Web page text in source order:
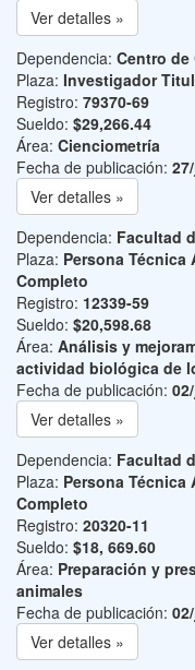
Ver detalles »
Dependencia: Centro de
Plaza: Investigador
Registro: 79370-69
Sueldo: $29,266.44
Área: Cienciometría
Fecha de publicación:
Ver detalles »
Dependencia: Facultad
Plaza: Persona Técnica
Completo
Registro: 12339-59
Sueldo: $20,598.68
Área: Análisis y
actividad biológica de
Fecha de publicación:
Ver detalles »
Dependencia: Facultad
Plaza: Persona Técnica
Completo
Registro: 20320-11
Sueldo: $18, 669.60
Área: Preparación y
animales
Fecha de publicación:
Ver detalles »